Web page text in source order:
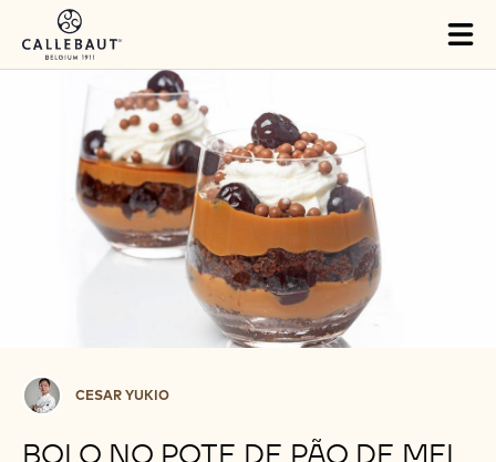
Skip to main content
Cesar
Yukio
CESAR YUKIO
BOLO NO POTE DE PÃO DE MEL